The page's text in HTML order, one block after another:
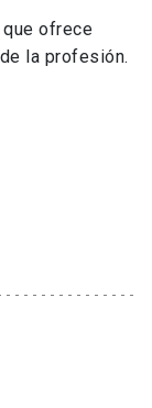
ofrece
la profesión.